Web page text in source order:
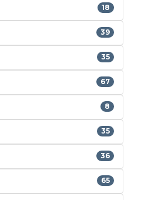
18
39
35
67
8
35
36
65